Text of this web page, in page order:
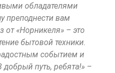
обладателями
преподнести вам
«Норникеля» – это
бытовой техники.
событием и
путь, ребята!» –